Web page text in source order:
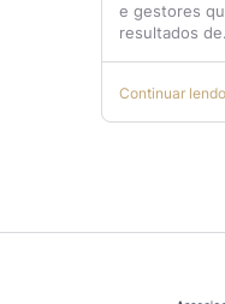
e gestores
resultados
Continuar lendo